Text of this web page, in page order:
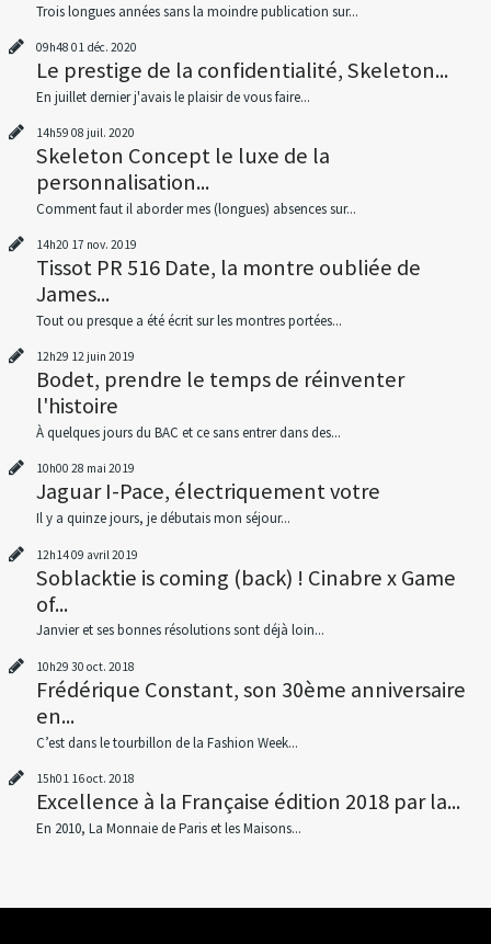
Trois longues années sans la moindre publication sur...
09h48 01 déc. 2020
Le prestige de la confidentialité, Skeleton...
En juillet dernier j'avais le plaisir de vous faire...
14h59 08 juil. 2020
Skeleton Concept le luxe de la
personnalisation...
Comment faut il aborder mes (longues) absences sur...
14h20 17 nov. 2019
Tissot PR 516 Date, la montre oubliée de
James...
Tout ou presque a été écrit sur les montres portées...
12h29 12 juin 2019
Bodet, prendre le temps de réinventer
l'histoire
À quelques jours du BAC et ce sans entrer dans des...
10h00 28 mai 2019
Jaguar I-Pace, électriquement votre
Il y a quinze jours, je débutais mon séjour...
12h1409 avril 2019
Soblacktie is coming (back) ! Cinabre x Game
of...
Janvier et ses bonnes résolutions sont déjà loin...
10h29 30 oct. 2018
Frédérique Constant, son 30ème anniversaire
en...
C’est dans le tourbillon de la Fashion Week...
15h01 16oct. 2018
Excellence à la Française édition 2018 par la...
En 2010, La Monnaie de Paris et les Maisons...